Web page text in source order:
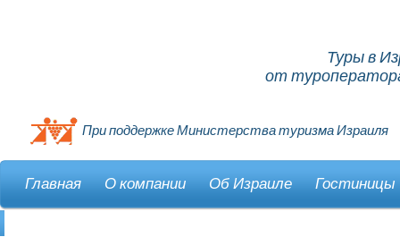
При поддержке Министерства туризма Израиля
Туры в
от
Главная О компании Об Израиле Гостиницы